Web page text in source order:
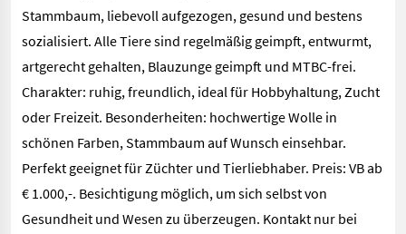
Stammbaum, liebevoll aufgezogen, gesund und bestens
sozialisiert. Alle Tiere sind regelmäßig geimpft, entwurmt,
artgerecht gehalten, Blauzunge geimpft und MTBC-frei.
Charakter: ruhig, freundlich, ideal für Hobbyhaltung, Zucht
oder Freizeit. Besonderheiten: hochwertige Wolle in
schönen Farben, Stammbaum auf Wunsch einsehbar.
Perfekt geeignet für Züchter und Tierliebhaber. Preis: VB ab
€ 1.000,-. Besichtigung möglich, um sich selbst von
Gesundheit und Wesen zu überzeugen. Kontakt nur bei